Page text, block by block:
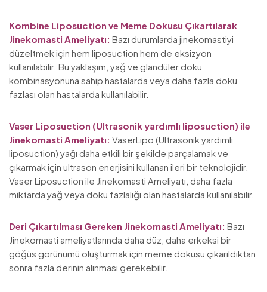
Kombine Liposuction ve Meme Dokusu Çıkartılarak
Jinekomasti Ameliyatı: Bazı durumlarda jinekomastiyi
düzeltmek için hem liposuction hem de eksizyon
kullanılabilir. Bu yaklaşım, yağ ve glandüler doku
kombinasyonuna sahip hastalarda veya daha fazla doku
fazlası olan hastalarda kullanılabilir.
Vaser Liposuction (Ultrasonik yardımlı liposuction) ile
Jinekomasti Ameliyatı: VaserLipo (Ultrasonik yardımlı
liposuction) yağı daha etkili bir şekilde parçalamak ve
çıkarmak için ultrason enerjisini kullanan ileri bir teknolojidir.
Vaser Liposuction ile Jinekomasti Ameliyatı, daha fazla
miktarda yağ veya doku fazlalığı olan hastalarda kullanılabilir.
Deri Çıkartılması Gereken Jinekomasti Ameliyatı: Bazı
Jinekomasti ameliyatlarında daha düz, daha erkeksi bir
göğüs görünümü oluşturmak için meme dokusu çıkarıldıktan
sonra fazla derinin alınması gerekebilir.